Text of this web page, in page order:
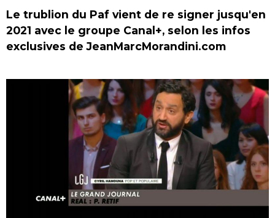
Le trublion du Paf vient de re signer jusqu'en
2021 avec le groupe Canal+, selon les infos
exclusives de JeanMarcMorandini.com